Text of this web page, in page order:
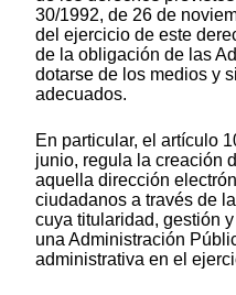
30/1992, de 26 de
del ejercicio de este
de la obligación de las
dotarse de los medios y
adecuados.
En particular, el artículo
junio, regula la creación
aquella dirección
ciudadanos a través de
cuya titularidad, gestión
una Administración
administrativa en el